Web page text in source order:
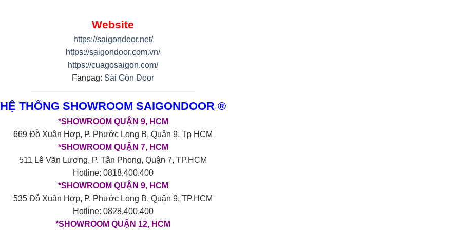
Website
https://saigondoor.net/
https://saigondoor.com.vn/
https://cuagosaigon.com/
Fanpag: Sài Gòn Door
————————————————————
HỆ THỐNG SHOWROOM SAIGONDOOR ®
*SHOWROOM QUẬN 9, HCM
669 Đỗ Xuân Hợp, P. Phước Long B, Quận 9, Tp HCM
*SHOWROOM QUẬN 7, HCM
511 Lê Văn Lương, P. Tân Phong, Quận 7, TP.HCM
Hotline: 0818.400.400
*SHOWROOM QUẬN 9, HCM
535 Đỗ Xuân Hợp, P. Phước Long B, Quận 9, TP.HCM
Hotline: 0828.400.400
*SHOWROOM QUẬN 12, HCM